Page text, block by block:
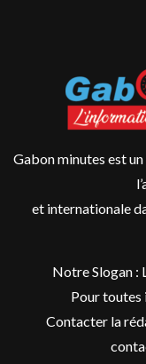
Gabon minutes est
et internationale
Notre Slogan :
Pour toutes
Contacter la